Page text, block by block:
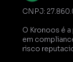
CNPJ:
O Kronoos é
em
risco